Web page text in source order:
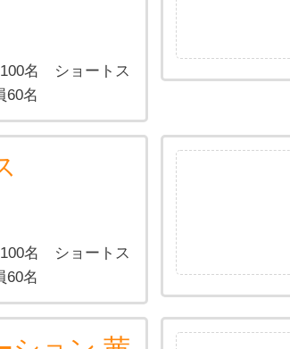
名 ショートス
60名
名 ショートス
60名